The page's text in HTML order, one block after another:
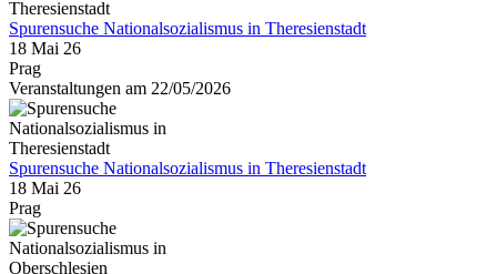
Spurensuche Nationalsozialismus in Theresienstadt
18 Mai 26
Prag
Veranstaltungen am 22/05/2026
Spurensuche Nationalsozialismus in Theresienstadt
18 Mai 26
Prag